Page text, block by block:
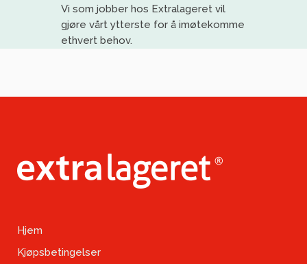
Vi som jobber hos Extralageret vil
gjøre vårt ytterste for å imøtekomme
ethvert behov.
Hjem
Kjøpsbetingelser